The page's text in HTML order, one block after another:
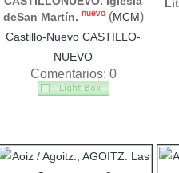
deSan Martín. nuevo (MCM)
Castillo-Nuevo CASTILLO-
NUEVO
Comentarios: 0